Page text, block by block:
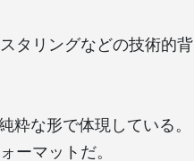
タリングなどの技術的背
粋な形で体現している。
ーマットだ。